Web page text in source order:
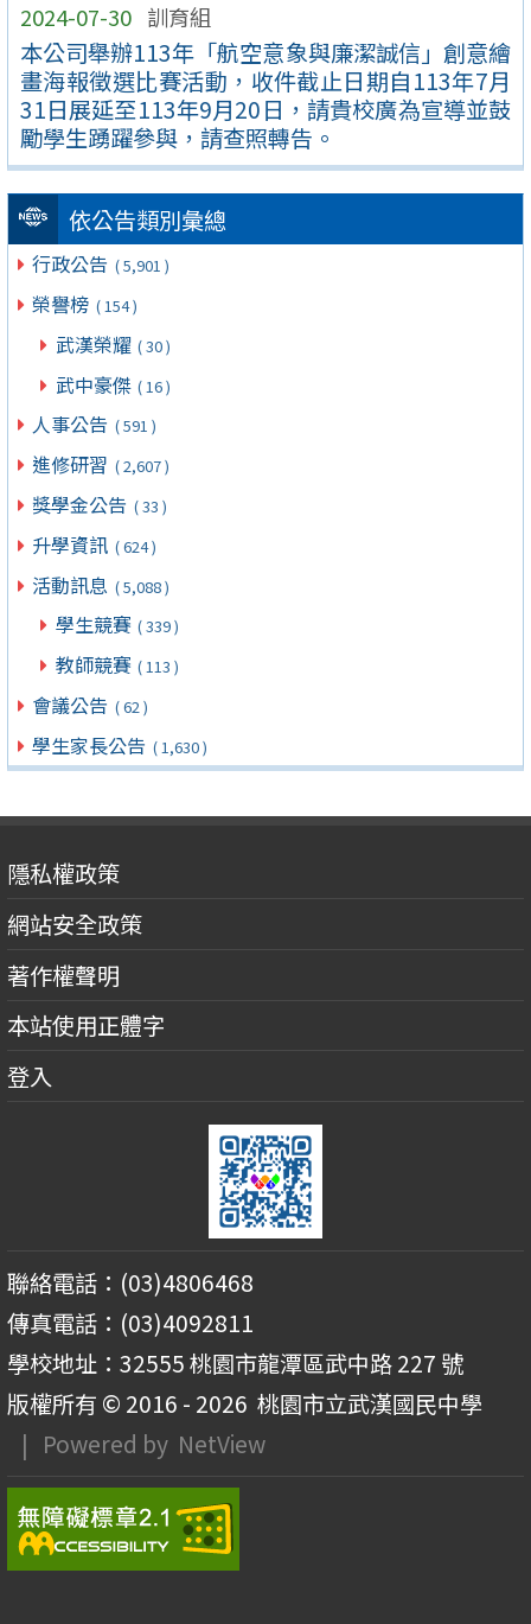
2024-07-30 訓育組
本公司舉辦113年「航空意象與廉潔誠信」創意繪
畫海報徵選比賽活動，收件截止日期自113年7月
31日展延至113年9月20日，請貴校廣為宣導並鼓
勵學生踴躍參與，請查照轉告。
依公告類別彙總
行政公告 ( 5,901 )
榮譽榜 ( 154 )
武漢榮耀 ( 30 )
武中豪傑 ( 16 )
人事公告 ( 591 )
進修研習 ( 2,607 )
獎學金公告 ( 33 )
升學資訊 ( 624 )
活動訊息 ( 5,088 )
學生競賽 ( 339 )
教師競賽 ( 113 )
會議公告 ( 62 )
學生家長公告 ( 1,630 )
隱私權政策
網站安全政策
著作權聲明
本站使用正體字
登入
聯絡電話：(03)4806468
傳真電話：(03)4092811
學校地址：32555 桃園市龍潭區武中路 227 號
版權所有 © 2016 - 2026 桃園市立武漢國民中學
| Powered by NetView